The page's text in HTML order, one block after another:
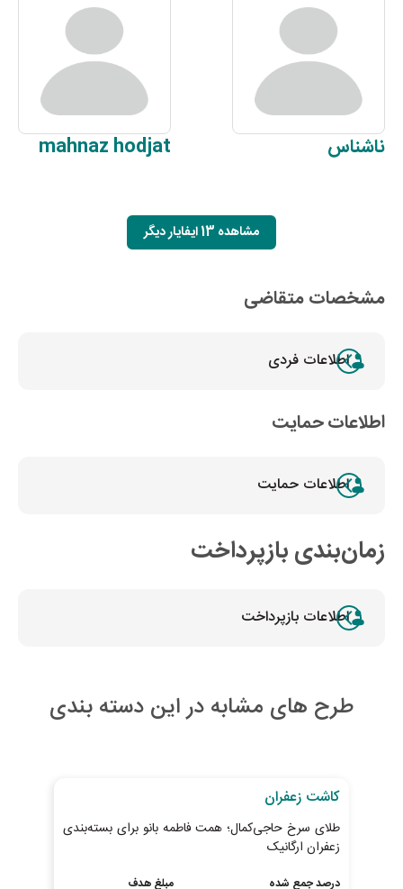
ناشناس mahnaz hodjat
مشاهده 13 ایفایار دیگر
مشخصات متقاضی
اطلاعات فردی
اطلاعات حمایت
اطلاعات حمایت
زمان‌بندی بازپرداخت
اطلاعات بازپرداخت
طرح های مشابه در این دسته بندی
کاشت زعفران
طلای سرخ حاجی‌کمال؛ همت فاطمه بانو برای بسته‌بندی
زعفران ارگانیک
درصد جمع شده مبلغ هدف